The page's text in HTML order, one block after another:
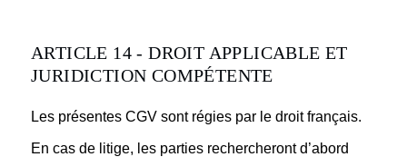
ARTICLE 14 - DROIT APPLICABLE ET
JURIDICTION COMPÉTENTE
Les présentes CGV sont régies par le droit français.
En cas de litige, les parties rechercheront d’abord